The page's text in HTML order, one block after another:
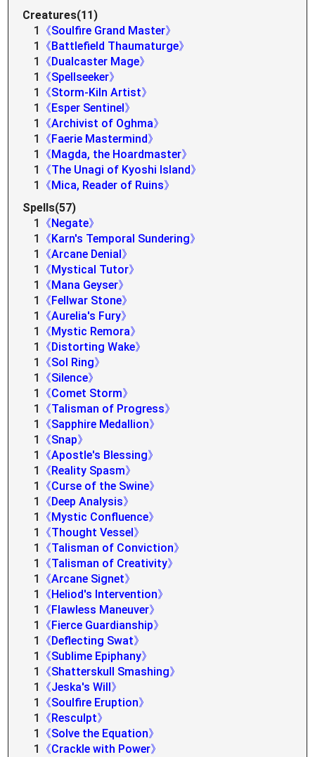
Creatures(11)
1
《Soulfire Grand Master》
1
《Battlefield Thaumaturge》
1
《Dualcaster Mage》
1
《Spellseeker》
1
《Storm-Kiln Artist》
1
《Esper Sentinel》
1
《Archivist of Oghma》
1
《Faerie Mastermind》
1
《Magda, the Hoardmaster》
1
《The Unagi of Kyoshi Island》
1
《Mica, Reader of Ruins》
Spells(57)
1
《Negate》
1
《Karn's Temporal Sundering》
1
《Arcane Denial》
1
《Mystical Tutor》
1
《Mana Geyser》
1
《Fellwar Stone》
1
《Aurelia's Fury》
1
《Mystic Remora》
1
《Distorting Wake》
1
《Sol Ring》
1
《Silence》
1
《Comet Storm》
1
《Talisman of Progress》
1
《Sapphire Medallion》
1
《Snap》
1
《Apostle's Blessing》
1
《Reality Spasm》
1
《Curse of the Swine》
1
《Deep Analysis》
1
《Mystic Confluence》
1
《Thought Vessel》
1
《Talisman of Conviction》
1
《Talisman of Creativity》
1
《Arcane Signet》
1
《Heliod's Intervention》
1
《Flawless Maneuver》
1
《Fierce Guardianship》
1
《Deflecting Swat》
1
《Sublime Epiphany》
1
《Shatterskull Smashing》
1
《Jeska's Will》
1
《Soulfire Eruption》
1
《Resculpt》
1
《Solve the Equation》
1
《Crackle with Power》